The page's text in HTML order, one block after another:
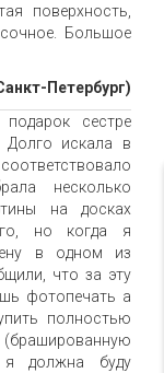
поверхность,
Большое
Петербург)
сестре
Долго искала в
несколько
на досках
но когда я
в одном из
что за эту
фотопечать а
полностью
я должна буду